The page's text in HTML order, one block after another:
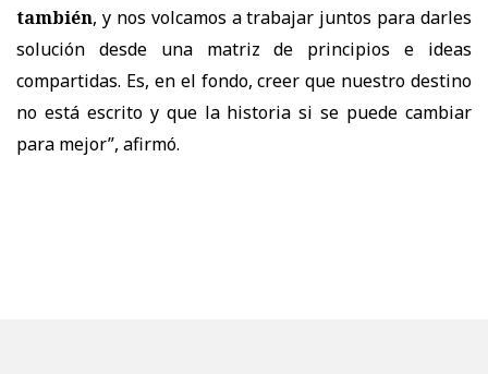
también, y nos volcamos a trabajar juntos para darles
solución desde una matriz de principios e ideas
compartidas. Es, en el fondo, creer que nuestro destino
no está escrito y que la historia si se puede cambiar
para mejor”, afirmó.